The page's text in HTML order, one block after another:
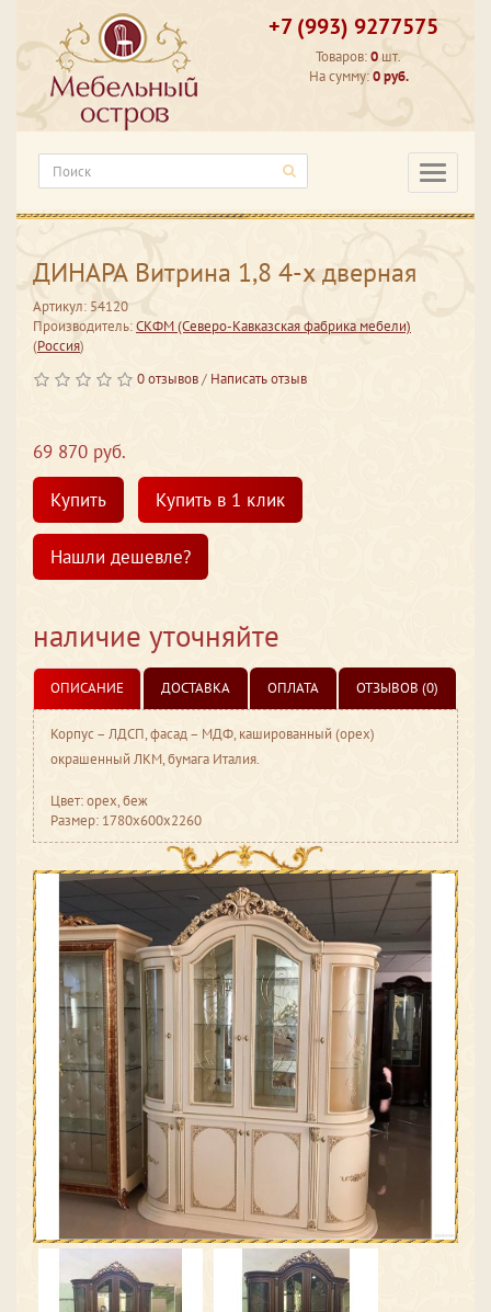
+7 (993) 9277575
Товаров:0 шт.
На сумму:0 руб.
ДИНАРА Витрина 1,8 4-х дверная
Артикул: 54120
Производитель:СКФМ (Северо-Кавказская фабрика мебели)
(Россия)
0 отзывов/ Написать отзыв
69 870 руб.
Купить
Купить в 1 клик
Нашли дешевле?
наличие уточняйте
ОПИСАНИЕ ДОСТАВКА ОПЛАТА ОТЗЫВОВ (0)
Корпус – ЛДСП, фасад – МДФ, кашированный (орех)
окрашенный ЛКМ, бумага Италия.
Цвет: орех, беж
Размер: 1780x600x2260